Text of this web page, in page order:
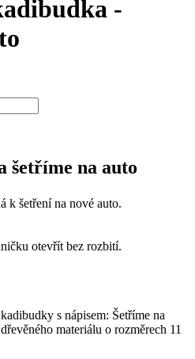
-
šetříme na auto
k šetření na nové auto.
otevřít bez rozbití.
s nápisem: Šetříme na
materiálu o rozměrech 11